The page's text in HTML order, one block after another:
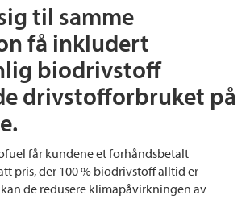
til samme
få inkludert
biodrivstoff
drivstofforbruket på
får kundene et forhåndsbetalt
pris, der 100 % biodrivstoff alltid er
de redusere klimapåvirkningen av